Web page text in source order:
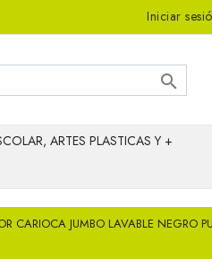
Iniciar

ARTES PLASTICAS Y +
CARIOCA JUMBO LAVABLE NEGRO